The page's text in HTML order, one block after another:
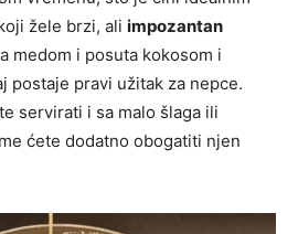
žele brzi, ali impozantan
medom i posuta kokosom i
postaje pravi užitak za nepce.
servirati i sa malo šlaga ili
ćete dodatno obogatiti njen